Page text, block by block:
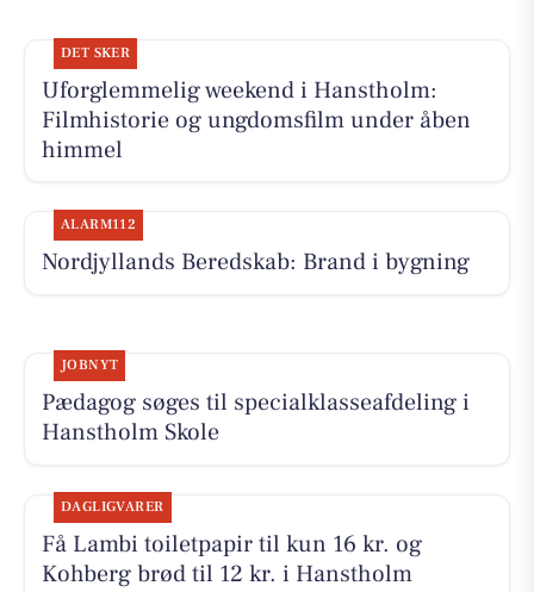
DET SKER
Uforglemmelig weekend i Hanstholm:
Filmhistorie og ungdomsfilm under åben
himmel
ALARM112
Nordjyllands Beredskab: Brand i bygning
JOBNYT
Pædagog søges til specialklasseafdeling i
Hanstholm Skole
DAGLIGVARER
Få Lambi toiletpapir til kun 16 kr. og
Kohberg brød til 12 kr. i Hanstholm